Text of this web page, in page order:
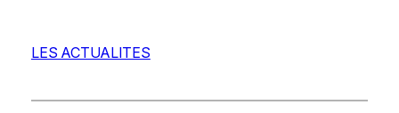
LES ACTUALITES